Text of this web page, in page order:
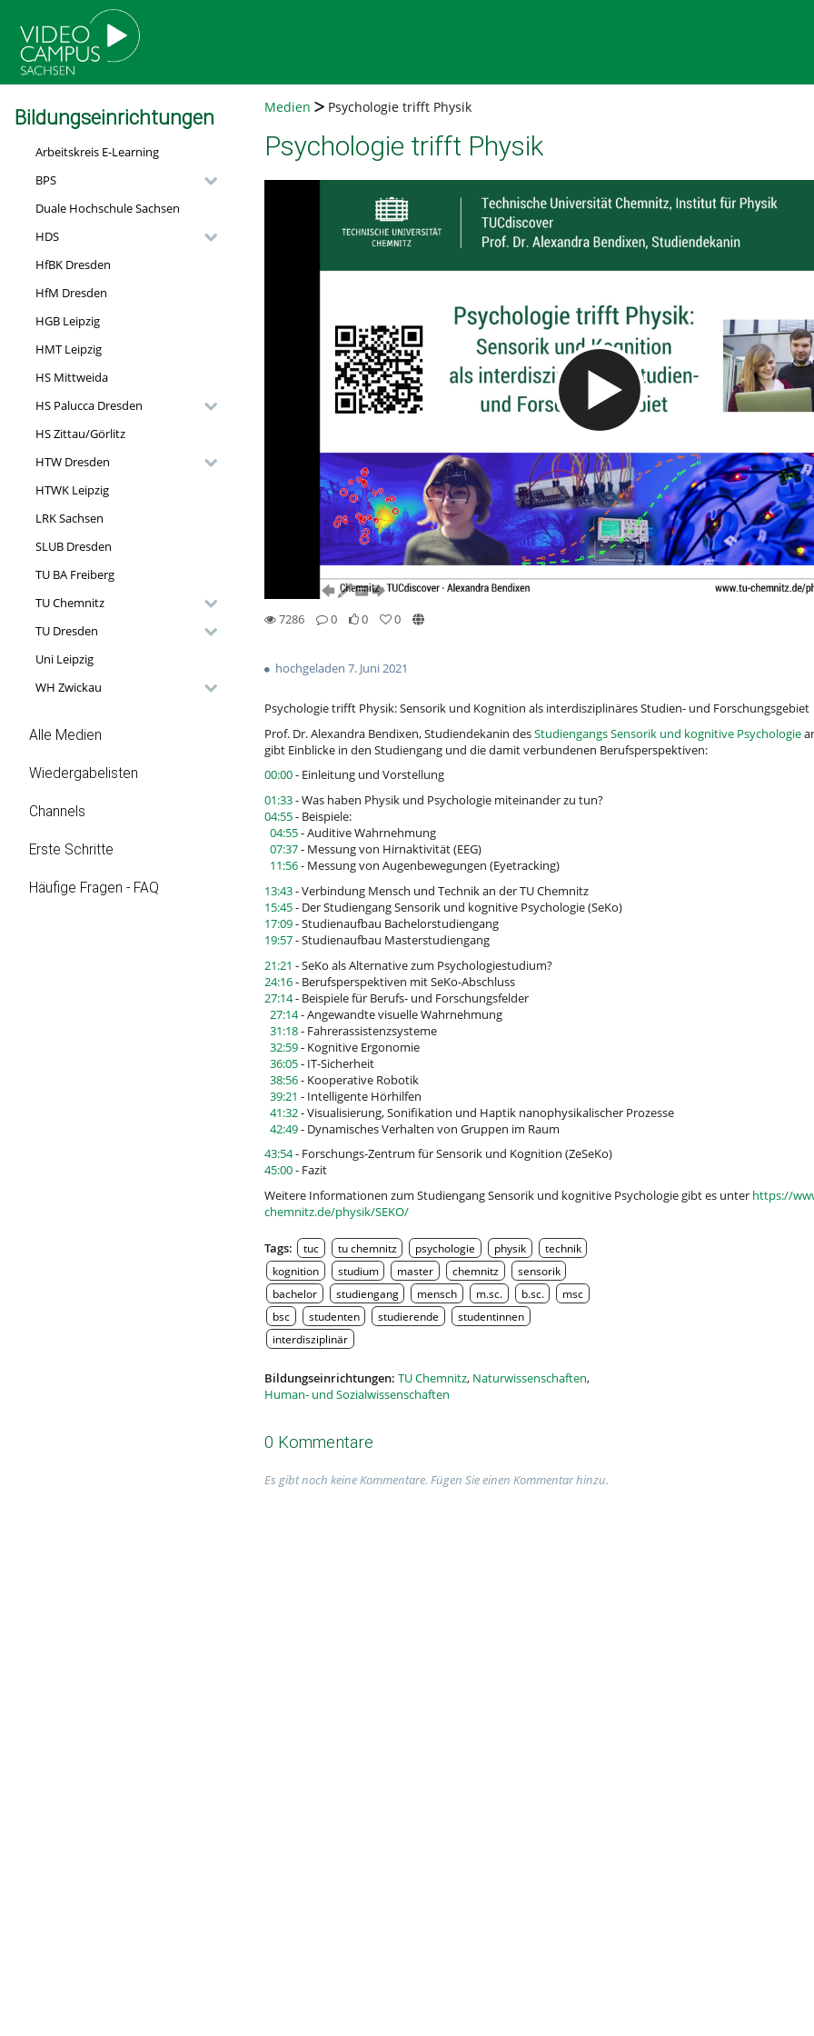
Bildungseinrichtungen
Arbeitskreis E-Learning
BPS
Duale Hochschule Sachsen
HDS
HfBK Dresden
HfM Dresden
HGB Leipzig
HMT Leipzig
HS Mittweida
HS Palucca Dresden
HS Zittau/Görlitz
HTW Dresden
HTWK Leipzig
LRK Sachsen
SLUB Dresden
TU BA Freiberg
TU Chemnitz
TU Dresden
Uni Leipzig
WH Zwickau
Alle Medien
Wiedergabelisten
Channels
Erste Schritte
Häufige Fragen - FAQ
Medien Psychologie trifft Physik
Psychologie trifft Physik
Video abspielen
7286
0
0
0
hochgeladen 7. Juni 2021
Psychologie trifft Physik: Sensorik und Kognition als interdisziplinäres Studien- und Forschungsgebiet
Prof. Dr. Alexandra Bendixen, Studiendekanin desStudiengangs Sensorik und kognitive Psychologie
gibt Einblicke in den Studiengang und die damit verbundenen Berufsperspektiven:
00:00- Einleitung und Vorstellung
01:33- Was haben Physik und Psychologie miteinander zu tun?
04:55- Beispiele:
04:55- Auditive Wahrnehmung
07:37- Messung von Hirnaktivität (EEG)
11:56- Messung von Augenbewegungen (Eyetracking)
13:43- Verbindung Mensch und Technik an der TU Chemnitz
15:45- Der Studiengang Sensorik und kognitive Psychologie (SeKo)
17:09- Studienaufbau Bachelorstudiengang
19:57- Studienaufbau Masterstudiengang
21:21 - SeKo als Alternative zum Psychologiestudium?
24:16- Berufsperspektiven mit SeKo-Abschluss
27:14- Beispiele für Berufs- und Forschungsfelder
27:14- Angewandte visuelle Wahrnehmung
31:18- Fahrerassistenzsysteme
32:59- Kognitive Ergonomie
36:05- IT-Sicherheit
38:56- Kooperative Robotik
39:21 - Intelligente Hörhilfen
41:32- Visualisierung, Sonifikation und Haptik nanophysikalischer Prozesse
42:49- Dynamisches Verhalten von Gruppen im Raum
43:54- Forschungs-Zentrum für Sensorik und Kognition (ZeSeKo)
45:00- Fazit
Weitere Informationen zum Studiengang Sensorik und kognitive Psychologie gibt es unter https://
chemnitz.de/physik/SEKO/
Tags: tuc tu chemnitz psychologie physik
technik
kognition
studium master chemnitz
sensorik
bachelor
studiengang mensch m.sc. b.sc.
msc
bsc
studenten studierende
studentinnen
interdisziplinär
Bildungseinrichtungen: TU Chemnitz, Naturwissenschaften,
Human- und Sozialwissenschaften
0 Kommentare
Es gibt noch keine Kommentare. Fügen Sie einen Kommentar hinzu.